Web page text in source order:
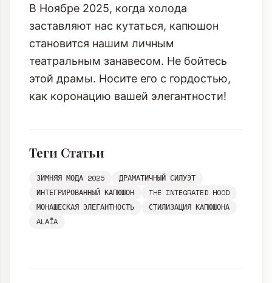
В Ноябре 2025, когда холода
заставляют нас кутаться, капюшон
становится нашим личным
театральным занавесом. Не бойтесь
этой драмы. Носите его с гордостью,
как коронацию вашей элегантности!
Теги Статьи
ЗИМНЯЯ МОДА 2025
ДРАМАТИЧНЫЙ СИЛУЭТ
ИНТЕГРИРОВАННЫЙ КАПЮШОН
THE INTEGRATED HOOD
МОНАШЕСКАЯ ЭЛЕГАНТНОСТЬ
СТИЛИЗАЦИЯ КАПЮШОНА
ALAÏA